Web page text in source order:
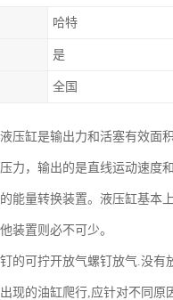
哈特
是
全国
压缸是输出力和活塞有效面
力，输出的是直线运动速度
能量转换装置。液压缸基本
装置则必不可少。
的可拧开放气螺钉放气.没
现的油缸爬行,应针对不同原